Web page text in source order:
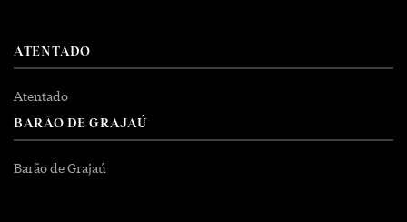
ATENTADO
Atentado
BARÃO DE GRAJAÚ
Barão de Grajaú